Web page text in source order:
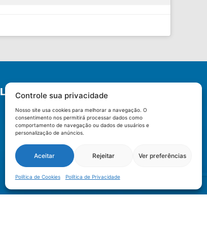
Controle sua privacidade
Nosso site usa cookies para melhorar a navegação. O
consentimento nos permitirá processar dados como
comportamento de navegação ou dados de usuários e
personalização de anúncios.
Aceitar Rejeitar Ver preferências
Política de Cookies Política de Privacidade
LOCALIZAÇÃO